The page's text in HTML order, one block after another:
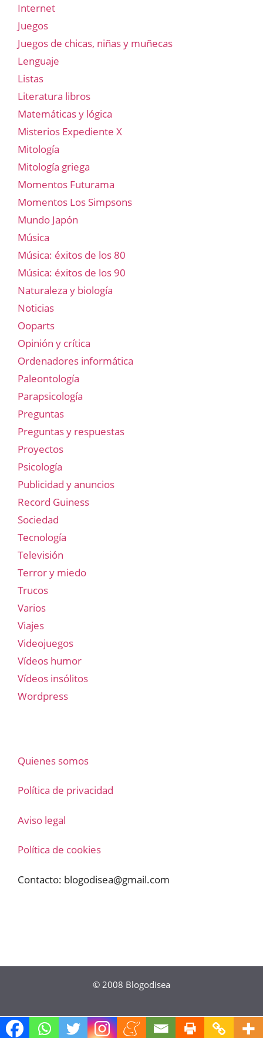
Internet
Juegos
Juegos de chicas, niñas y muñecas
Lenguaje
Listas
Literatura libros
Matemáticas y lógica
Misterios Expediente X
Mitología
Mitología griega
Momentos Futurama
Momentos Los Simpsons
Mundo Japón
Música
Música: éxitos de los 80
Música: éxitos de los 90
Naturaleza y biología
Noticias
Ooparts
Opinión y crítica
Ordenadores informática
Paleontología
Parapsicología
Preguntas
Preguntas y respuestas
Proyectos
Psicología
Publicidad y anuncios
Record Guiness
Sociedad
Tecnología
Televisión
Terror y miedo
Trucos
Varios
Viajes
Videojuegos
Vídeos humor
Vídeos insólitos
Wordpress
Quienes somos
Política de privacidad
Aviso legal
Política de cookies
Contacto: blogodisea@gmail.com
© 2008 Blogodisea